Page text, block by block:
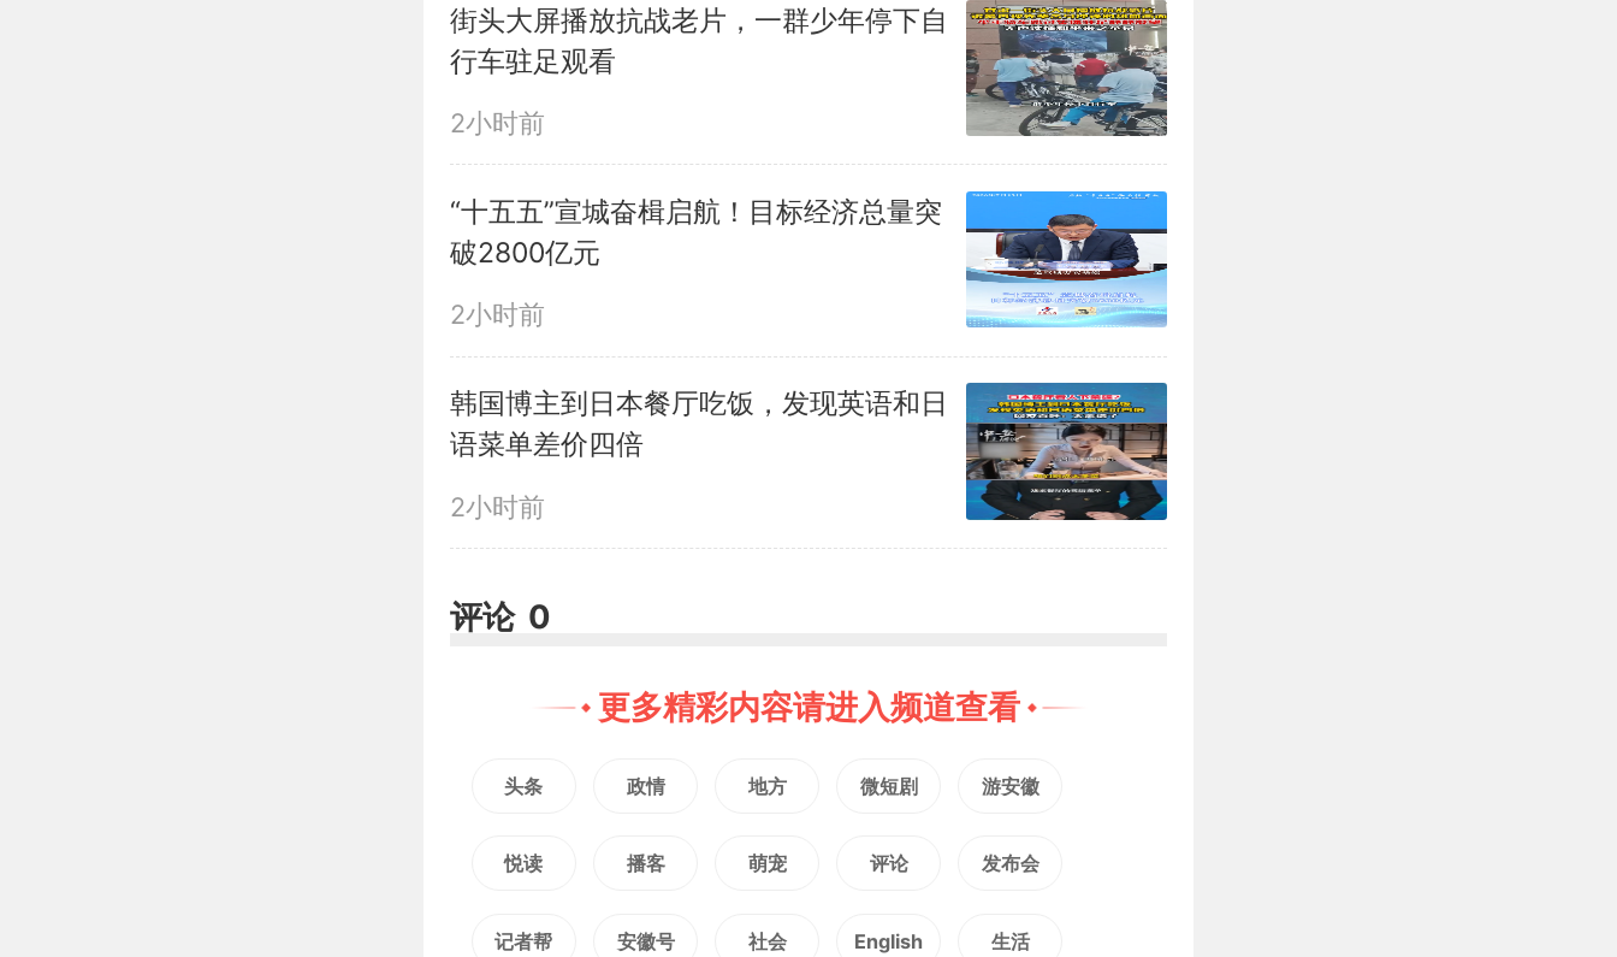
街头大屏播放抗战老片，一群少年停下自
行车驻足观看
2小时前
“十五五”宣城奋楫启航！目标经济总量突
破2800亿元
2小时前
韩国博主到日本餐厅吃饭，发现英语和日
语菜单差价四倍
2小时前
评论 0
更多精彩内容请进入频道查看
头条 政情 地方 微短剧 游安徽
悦读 播客 萌宠 评论 发布会
记者帮 安徽号 社会 English 生活